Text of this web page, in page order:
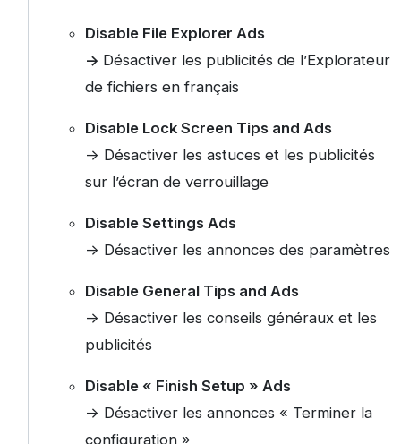
Disable File Explorer Ads
-> Désactiver les publicités de l’Explorateur
de fichiers en français
Disable Lock Screen Tips and Ads
-> Désactiver les astuces et les publicités
sur l’écran de verrouillage
Disable Settings Ads
-> Désactiver les annonces des paramètres
Disable General Tips and Ads
-> Désactiver les conseils généraux et les
publicités
Disable « Finish Setup » Ads
-> Désactiver les annonces « Terminer la
configuration »